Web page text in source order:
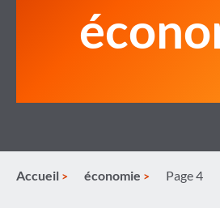
Accueil économie Page 4